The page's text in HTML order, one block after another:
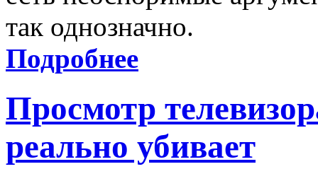
так однозначно.
Подробнее
Просмотр
реально убивает